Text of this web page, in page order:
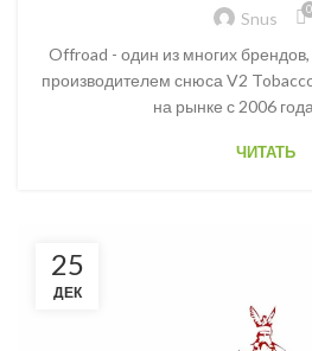
Snus 0
Offroad - один из многих
производителем снюса V2
на рынке с 2006
ЧИТАТЬ
25
ДЕК